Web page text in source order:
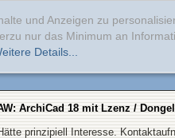
und Anzeigen zu
nur das Minimum an
Details...
ArchiCad 18 mit Lzenz /
prinzipiell Interesse.